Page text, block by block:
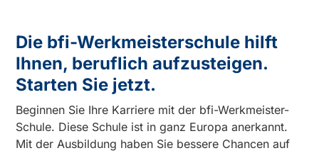
Die bfi-Werkmeisterschule hilft
Ihnen, beruflich aufzusteigen.
Starten Sie jetzt.
Beginnen Sie Ihre Karriere mit der bfi-Werkmeister-
Schule. Diese Schule ist in ganz Europa anerkannt.
Mit der Ausbildung haben Sie bessere Chancen auf